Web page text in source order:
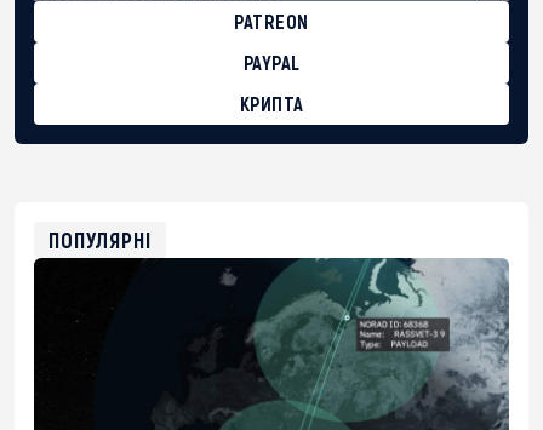
PATREON
PAYPAL
КРИПТА
0xfD02863D3289416fcF50975c9DFda13623f97758
ПОПУЛЯРНІ